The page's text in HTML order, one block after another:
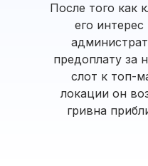
После того как
его
предоплату за
слот к топ-
локации он
гривна